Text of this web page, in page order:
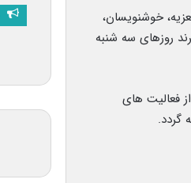
خوشنویسان،
انجمن ادبی آوای پرند روزهای سه شنبه
فعالیت های
گردد.